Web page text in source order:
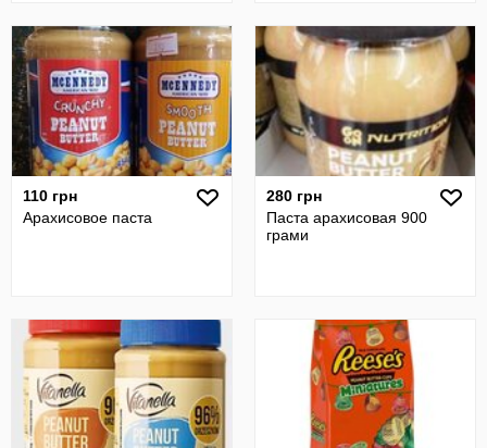
110 грн
Арахисовое паста
280 грн
Паста арахисовая 900
грами